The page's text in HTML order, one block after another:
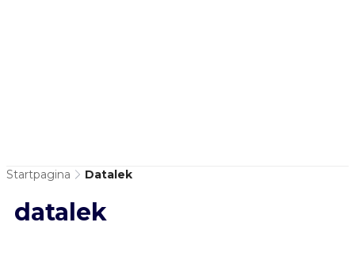
Startpagina Datalek
datalek